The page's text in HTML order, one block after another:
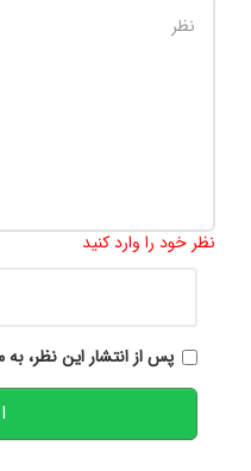
نظر خود را وارد کنید
پس از انتشار این نظر،